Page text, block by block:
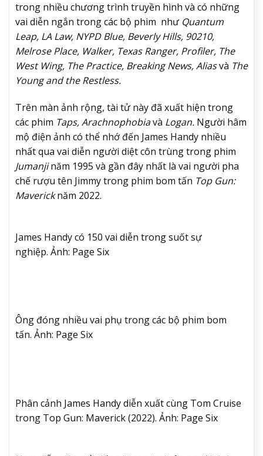
trong nhiều chương trình truyền hình và có những
vai diễn ngắn trong các bộ phim như Quantum
Leap, LA Law, NYPD Blue, Beverly Hills, 90210,
Melrose Place, Walker, Texas Ranger, Profiler, The
West Wing, The Practice, Breaking News, Aliasvà The
Young and the Restless.
Trên màn ảnh rộng, tài tử này đã xuất hiện trong
các phim Taps, Arachnophobiavà Logan. Người hâm
mộ điện ảnh có thể nhớ đến James Handy nhiều
nhất qua vai diễn người diệt côn trùng trong phim
Jumanjinăm 1995 và gần đây nhất là vai người pha
chế rượu tên Jimmy trong phim bom tấn Top Gun:
Mavericknăm 2022.
James Handy có 150 vai diễn trong suốt sự
nghiệp. Ảnh: Page Six
Ông đóng nhiều vai phụ trong các bộ phim bom
tấn. Ảnh: Page Six
Phân cảnh James Handy diễn xuất cùng Tom Cruise
trong Top Gun: Maverick (2022). Ảnh: Page Six